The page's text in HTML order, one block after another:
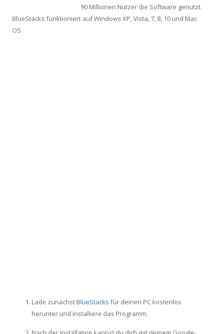
90 Millionen Nutzer die Software genutzt.
BlueStacks funktioniert auf Windows XP, Vista, 7, 8, 10 und Mac
OS.
Lade zunächstBlueStacks für deinen PC kostenlos
herunter und installiere das Programm.